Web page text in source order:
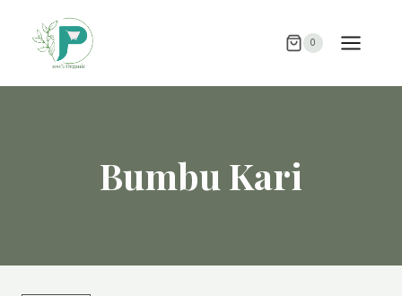
content
0
Bumbu Kari